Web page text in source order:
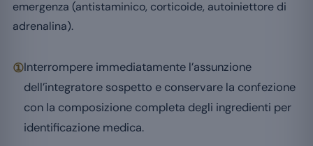
emergenza (antistaminico, corticoide, autoiniettore di
adrenalina).
①Interrompere immediatamente l’assunzione
dell’integratore sospetto e conservare la confezione
con la composizione completa degli ingredienti per
identificazione medica.